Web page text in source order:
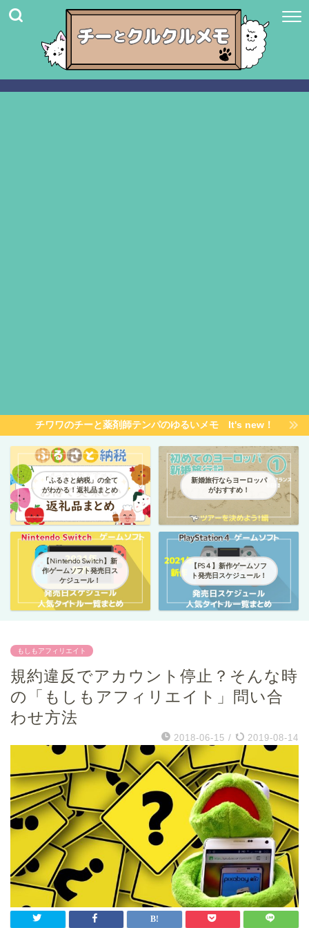
チワワのチーと薬剤師テンパのゆるいメモ It's new！
「ふるさと納税」の全て
がわかる！返礼品まとめ
新婚旅行ならヨーロッパ
がおすすめ！
【Nintendo Switch】新
作ゲームソフト発売日ス
ケジュール！
【PS４】新作ゲームソフ
ト発売日スケジュール！
もしもアフィリエイト
規約違反でアカウント停止？そんな時
の「もしもアフィリエイト」問い合
わせ方法
2018-06-15 / 2019-08-14